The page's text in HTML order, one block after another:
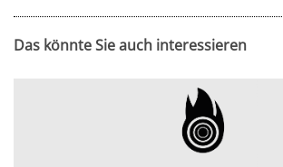
Das könnte Sie auch interessieren